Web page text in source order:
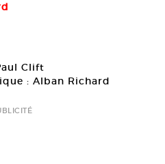
Clift
: Alban Richard